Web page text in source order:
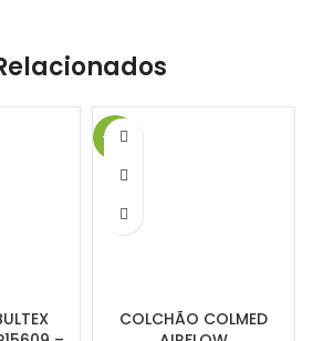
-20%
COLCHÃO COLMED